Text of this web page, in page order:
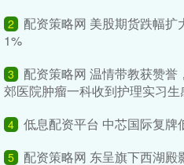
2
配资策略网 美股期货跌幅
1%
3
配资策略网 温情带教获赞
郊医院肿瘤一科收到护理实习生
4 低息配资平台 中芯国际复牌
5
配资策略网 东呈旗下西湖